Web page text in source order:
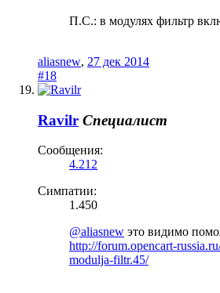
П.С.: в модулях фильтр
aliasnew, 27 дек 2014
#18
Ravilr Специалист
Сообщения:
4.212
Симпатии:
1.450
@aliasnew это видимо
http://forum.opencart-
modulja-filtr.45/